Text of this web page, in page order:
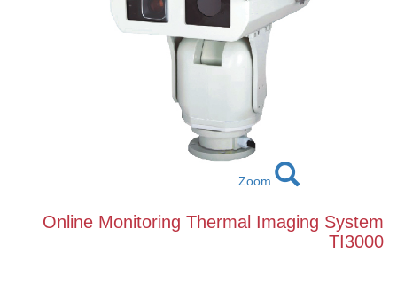
Online Monitoring Thermal Imaging System
TI3000